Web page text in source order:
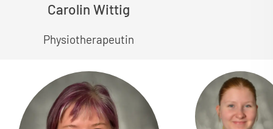
Carolin Wittig
Physiotherapeutin